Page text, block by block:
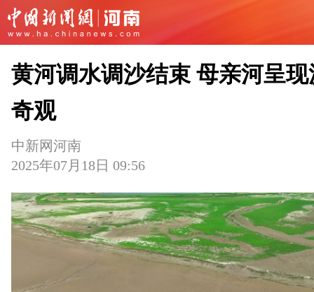
黄河调水调沙结束 母亲河呈现
奇观
中新网河南
2025年07月18日 09:56